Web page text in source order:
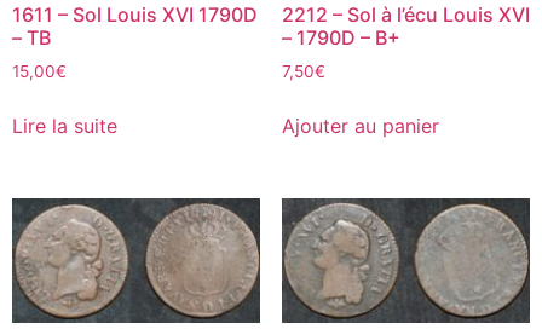
1611 – Sol Louis XVI 1790D
– TB
15,00€
Lire la suite
2212 – Sol à l’écu Louis XVI
– 1790D – B+
7,50€
Ajouter au panier